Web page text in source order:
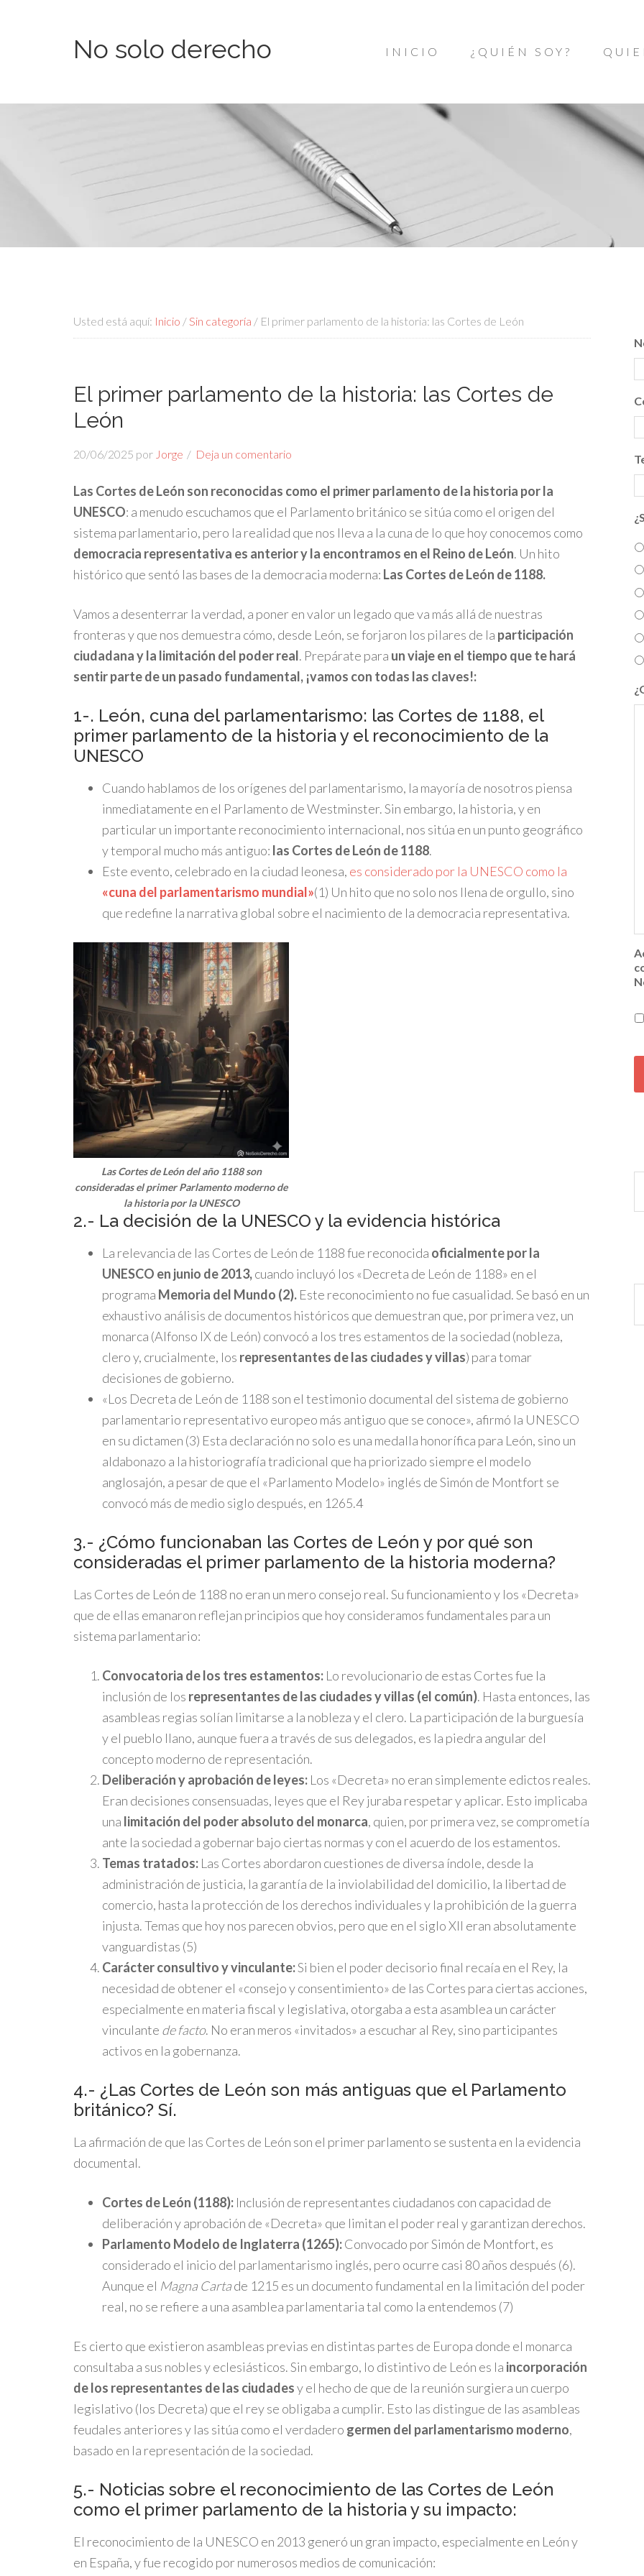
No solo derecho INICIO ¿QUIÉN SOY?
Usted está aquí: Inicio /Sin categoría / El primer parlamento de la historia: las Cortes de León
El primer parlamento de la historia: las Cortes de
León
20/06/2025 por Jorge Deja un comentario
Las Cortes de León son reconocidas como el primer parlamento de la historia por la
UNESCO: a menudo escuchamos que el Parlamento británico se sitúa como el origen del
sistema parlamentario, pero la realidad que nos lleva a la cuna de lo que hoy conocemos como
democracia representativa es anterior y la encontramos en el Reino de León. Un hito
histórico que sentó las bases de la democracia moderna: Las Cortes de León de 1188.
Vamos a desenterrar la verdad, a poner en valor un legado que va más allá de nuestras
fronteras y que nos demuestra cómo, desde León, se forjaron los pilares de la participación
ciudadana y la limitación del poder real. Prepárate para un viaje en el tiempo que te hará
sentir parte de un pasado fundamental, ¡vamos con todas las claves!:
1-. León, cuna del parlamentarismo: las Cortes de 1188, el
primer parlamento de la historia y el reconocimiento de la
UNESCO
Cuando hablamos de los orígenes del parlamentarismo, la mayoría de nosotros piensa
inmediatamente en el Parlamento de Westminster. Sin embargo, la historia, y en
particular un importante reconocimiento internacional, nos sitúa en un punto geográfico
y temporal mucho más antiguo: las Cortes de León de 1188.
Este evento, celebrado en la ciudad leonesa, es considerado por la UNESCO como la
«cuna del parlamentarismo mundial»(1) Un hito que no solo nos llena de orgullo, sino
que redefine la narrativa global sobre el nacimiento de la democracia representativa.
Las Cortes de León del año 1188 son
consideradas el primer Parlamento moderno de
la historia por la UNESCO
2.- La decisión de la UNESCO y la evidencia histórica
La relevancia de las Cortes de León de 1188 fue reconocida oficialmente por la
UNESCO en junio de 2013,cuando incluyó los «Decreta de León de 1188» en el
programa Memoria del Mundo (2). Este reconocimiento no fue casualidad. Se basó en un
exhaustivo análisis de documentos históricos que demuestran que, por primera vez, un
monarca (Alfonso IX de León) convocó a los tres estamentos de la sociedad (nobleza,
clero y, crucialmente, los representantes de las ciudades y villas) para tomar
decisiones de gobierno.
«Los Decreta de León de 1188 son el testimonio documental del sistema de gobierno
parlamentario representativo europeo más antiguo que se conoce», afirmó la UNESCO
en su dictamen (3) Esta declaración no solo es una medalla honorífica para León, sino un
aldabonazo a la historiografía tradicional que ha priorizado siempre el modelo
anglosajón, a pesar de que el «Parlamento Modelo» inglés de Simón de Montfort se
convocó más de medio siglo después, en 1265.4
3.- ¿Cómo funcionaban las Cortes de León y por qué son
consideradas el primer parlamento de la historia moderna?
Las Cortes de León de 1188 no eran un mero consejo real. Su funcionamiento y los «Decreta»
que de ellas emanaron reflejan principios que hoy consideramos fundamentales para un
sistema parlamentario:
Convocatoria de los tres estamentos: Lo revolucionario de estas Cortes fue la
inclusión de los representantes de las ciudades y villas (el común). Hasta entonces, las
asambleas regias solían limitarse a la nobleza y el clero. La participación de la burguesía
y el pueblo llano, aunque fuera a través de sus delegados, es la piedra angular del
concepto moderno de representación.
Deliberación y aprobación de leyes: Los «Decreta» no eran simplemente edictos reales.
Eran decisiones consensuadas, leyes que el Rey juraba respetar y aplicar. Esto implicaba
una limitación del poder absoluto del monarca, quien, por primera vez, se comprometía
ante la sociedad a gobernar bajo ciertas normas y con el acuerdo de los estamentos.
Temas tratados: Las Cortes abordaron cuestiones de diversa índole, desde la
administración de justicia, la garantía de la inviolabilidad del domicilio, la libertad de
comercio, hasta la protección de los derechos individuales y la prohibición de la guerra
injusta. Temas que hoy nos parecen obvios, pero que en el siglo XII eran absolutamente
vanguardistas (5)
Carácter consultivo y vinculante:Si bien el poder decisorio final recaía en el Rey, la
necesidad de obtener el «consejo y consentimiento» de las Cortes para ciertas acciones,
especialmente en materia fiscal y legislativa, otorgaba a esta asamblea un carácter
vinculante de facto. No eran meros «invitados» a escuchar al Rey, sino participantes
activos en la gobernanza.
4.- ¿Las Cortes de León son más antiguas que el Parlamento
británico? Sí.
La afirmación de que las Cortes de León son el primer parlamento se sustenta en la evidencia
documental.
Cortes de León (1188): Inclusión de representantes ciudadanos con capacidad de
deliberación y aprobación de «Decreta» que limitan el poder real y garantizan derechos.
Parlamento Modelo de Inglaterra (1265):Convocado por Simón de Montfort, es
considerado el inicio del parlamentarismo inglés, pero ocurre casi 80 años después (6).
Aunque el Magna Cartade 1215 es un documento fundamental en la limitación del poder
real, no se refiere a una asamblea parlamentaria tal como la entendemos (7)
Es cierto que existieron asambleas previas en distintas partes de Europa donde el monarca
consultaba a sus nobles y eclesiásticos. Sin embargo, lo distintivo de León es la incorporación
de los representantes de las ciudadesy el hecho de que de la reunión surgiera un cuerpo
legislativo (los Decreta) que el rey se obligaba a cumplir. Esto las distingue de las asambleas
feudales anteriores y las sitúa como el verdadero germen del parlamentarismo moderno,
basado en la representación de la sociedad.
5.- Noticias sobre el reconocimiento de las Cortes de León
como el primer parlamento de la historia y su impacto:
El reconocimiento de la UNESCO en 2013 generó un gran impacto, especialmente en León y
en España, y fue recogido por numerosos medios de comunicación:
T